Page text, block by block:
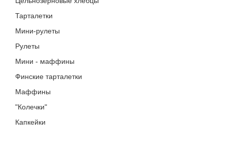
Тарталетки
Мини-рулеты
Рулеты
Мини - маффины
Финские тарталетки
Маффины
"Колечки"
Капкейки